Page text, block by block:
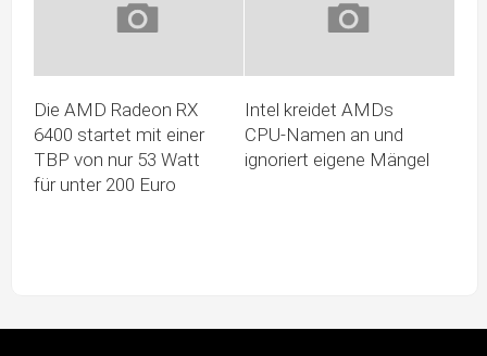
Die AMD Radeon RX
6400 startet mit einer
TBP von nur 53 Watt
für unter 200 Euro
Intel kreidet AMDs
CPU-Namen an und
ignoriert eigene Mängel